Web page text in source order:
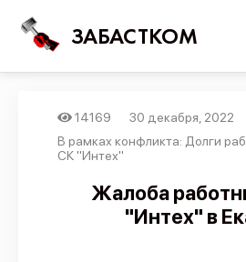
ЗАБАСТКОМ
Войти
Поиск
Новости
14169
30 декабря, 2022
В рамках конфликта: Долги
СК "Интех"
Жалоба
"Интех" в